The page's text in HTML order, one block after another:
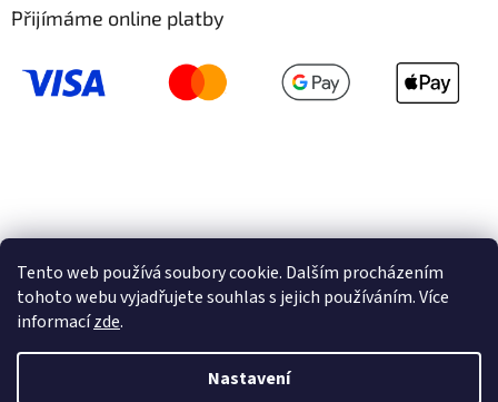
Tento web používá soubory cookie. Dalším procházením
tohoto webu vyjadřujete souhlas s jejich používáním. Více
informacízde.
Nastavení
Přijímáme online platby